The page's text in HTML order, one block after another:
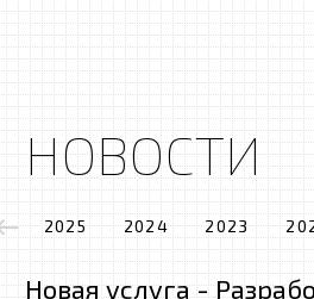
НОВОСТИ
2025 2024 2023
Новая услуга -